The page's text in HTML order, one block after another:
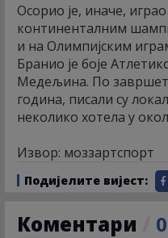
Осорио је, иначе,
континенталним
и на Олимпијским
Бранио је боје
Медељина. По
година, писали су
неколико хотела у
Извор: моззартспорт
Подијелите вијест:
Коментари 0